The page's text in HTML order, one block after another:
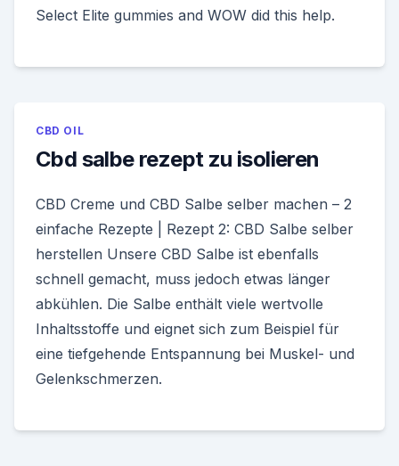
Select Elite gummies and WOW did this help.
CBD OIL
Cbd salbe rezept zu isolieren
CBD Creme und CBD Salbe selber machen – 2
einfache Rezepte | Rezept 2: CBD Salbe selber
herstellen Unsere CBD Salbe ist ebenfalls
schnell gemacht, muss jedoch etwas länger
abkühlen. Die Salbe enthält viele wertvolle
Inhaltsstoffe und eignet sich zum Beispiel für
eine tiefgehende Entspannung bei Muskel- und
Gelenkschmerzen.